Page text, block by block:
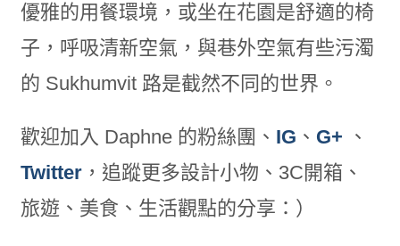
優雅的用餐環境，或坐在花園是舒適的椅
子，呼吸清新空氣，與巷外空氣有些污濁
的 Sukhumvit 路是截然不同的世界。
歡迎加入 Daphne 的粉絲團、 IG 、 G+ 、
Twitter，追蹤更多設計小物、3C開箱、
旅遊、美食、生活觀點的分享：）